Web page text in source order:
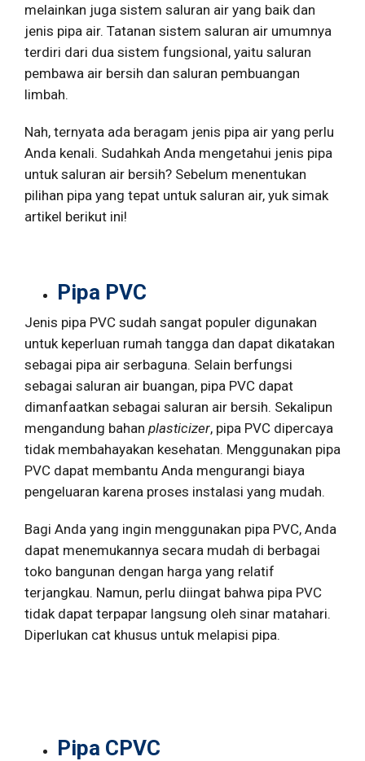
melainkan juga sistem saluran air yang baik dan
jenis pipa air. Tatanan sistem saluran air umumnya
terdiri dari dua sistem fungsional, yaitu saluran
pembawa air bersih dan saluran pembuangan
limbah.
Nah, ternyata ada beragam jenis pipa air yang perlu
Anda kenali. Sudahkah Anda mengetahui jenis pipa
untuk saluran air bersih? Sebelum menentukan
pilihan pipa yang tepat untuk saluran air, yuk simak
artikel berikut ini!
Pipa PVC
Jenis pipa PVC sudah sangat populer digunakan
untuk keperluan rumah tangga dan dapat dikatakan
sebagai pipa air serbaguna. Selain berfungsi
sebagai saluran air buangan, pipa PVC dapat
dimanfaatkan sebagai saluran air bersih. Sekalipun
mengandung bahan plasticizer, pipa PVC dipercaya
tidak membahayakan kesehatan. Menggunakan pipa
PVC dapat membantu Anda mengurangi biaya
pengeluaran karena proses instalasi yang mudah.
Bagi Anda yang ingin menggunakan pipa PVC, Anda
dapat menemukannya secara mudah di berbagai
toko bangunan dengan harga yang relatif
terjangkau. Namun, perlu diingat bahwa pipa PVC
tidak dapat terpapar langsung oleh sinar matahari.
Diperlukan cat khusus untuk melapisi pipa.
Pipa CPVC